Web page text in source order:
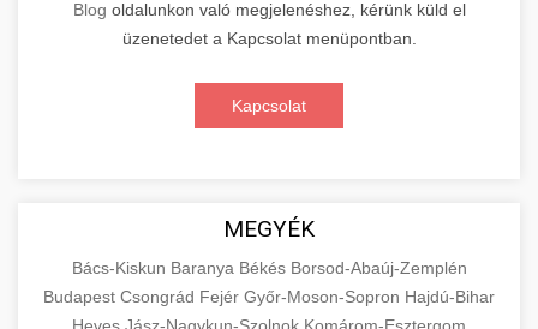
Blog oldalunkon való megjelenéshez, kérünk küld el
üzenetedet a Kapcsolat menüpontban.
Kapcsolat
MEGYÉK
Bács-Kiskun Baranya Békés Borsod-Abaúj-Zemplén
Budapest Csongrád Fejér Győr-Moson-Sopron Hajdú-Bihar